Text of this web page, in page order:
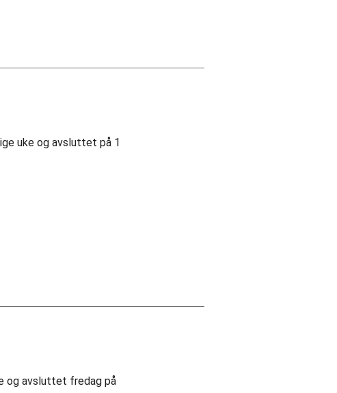
uke og avsluttet på 1
og avsluttet fredag på